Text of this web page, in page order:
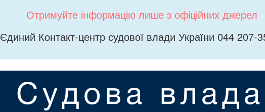
Отримуйте інформацію лише з офіційних джерел
Єдиний Контакт-центр судової влади України 044 207-
Судова влада